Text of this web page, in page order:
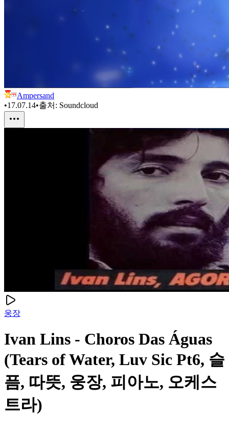
Ampersand
•17.07.14•출처: Soundcloud
웅장
Ivan Lins - Choros Das Águas
(Tears of Water, Luv Sic Pt6, 슬
픔, 따뜻, 웅장, 피아노, 오케스
트라)